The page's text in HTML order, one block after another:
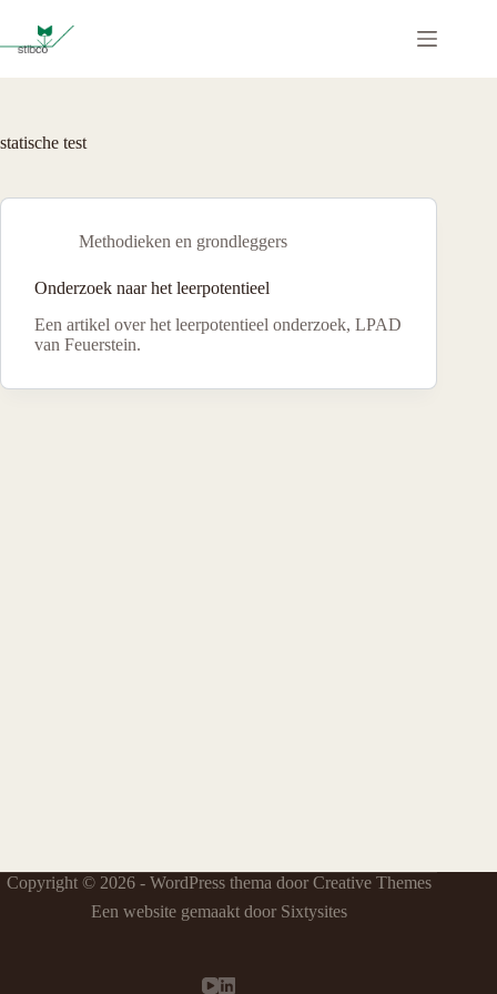
de
statische test
Methodieken en grondleggers
Onderzoek naar het leerpotentieel
Een artikel over het leerpotentieel onderzoek, LPAD
van Feuerstein.
Copyright © 2026 - WordPress thema door Creative Themes
Een website gemaakt door Sixtysites